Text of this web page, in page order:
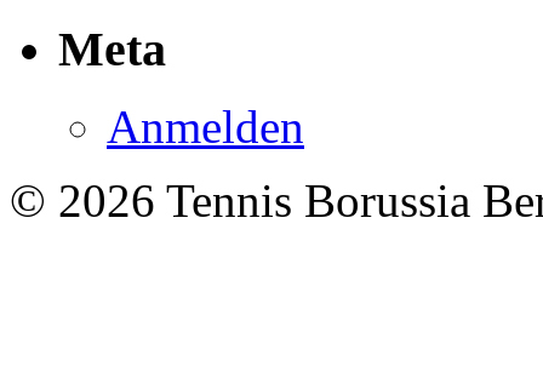
Meta
Anmelden
© 2026 Tennis Borussia